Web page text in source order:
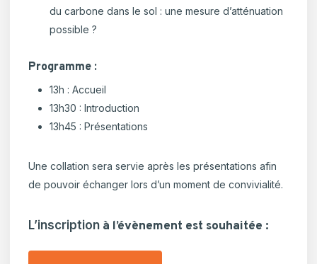
du carbone dans le sol : une mesure d’atténuation
possible ?
Programme :
13h : Accueil
13h30 : Introduction
13h45 : Présentations
Une collation sera servie après les présentations afin
de pouvoir échanger lors d’un moment de convivialité.
L’inscription à l’évènement est souhaitée :